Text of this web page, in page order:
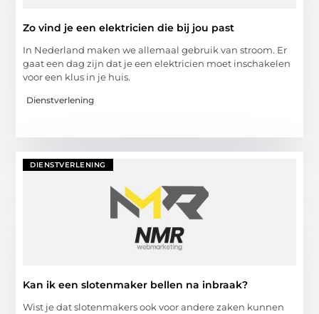
Zo vind je een elektricien die bij jou past
In Nederland maken we allemaal gebruik van stroom. Er
gaat een dag zijn dat je een elektricien moet inschakelen
voor een klus in je huis.
Dienstverlening
DIENSTVERLENING
Kan ik een slotenmaker bellen na inbraak?
Wist je dat slotenmakers ook voor andere zaken kunnen